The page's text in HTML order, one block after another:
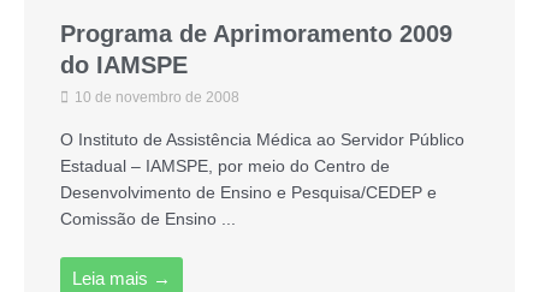
Programa de Aprimoramento 2009
do IAMSPE
10 de novembro de 2008
O Instituto de Assistência Médica ao Servidor Público
Estadual – IAMSPE, por meio do Centro de
Desenvolvimento de Ensino e Pesquisa/CEDEP e
Comissão de Ensino ...
Leia mais →